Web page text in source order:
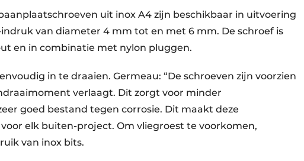
uit inox A4 zijn beschikbaar in uitvoering
van diameter 4 mm tot en met 6 mm. De schroef is
en in combinatie met nylon pluggen.
in te draaien. Germeau: “De schroeven zijn voorzien
verlaagt. Dit zorgt voor minder
goed bestand tegen corrosie. Dit maakt deze
elk buiten-project. Om vliegroest te voorkomen,
van inox bits.